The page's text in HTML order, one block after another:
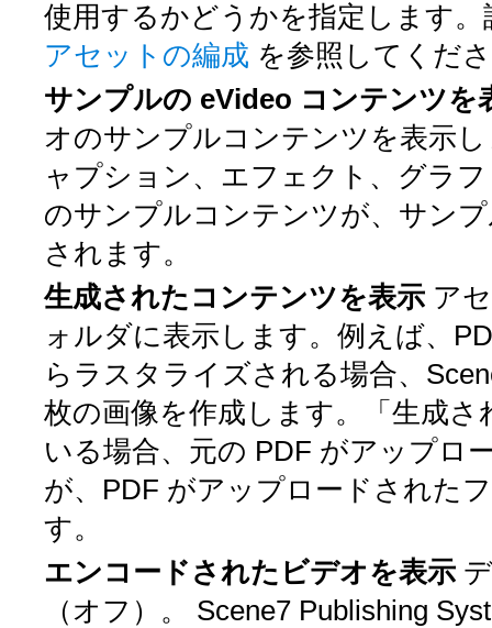
使用するかどうかを指定します
アセットの編成 を参照してくだ
サンプルの eVideo コンテンツを
オのサンプルコンテンツを表示
ャプション、エフェクト、グラ
のサンプルコンテンツが、サン
されます。
生成されたコンテンツを表示 ア
ォルダに表示します。例えば、
らラスタライズされる場合、
枚の画像を作成します。「生成
いる場合、元の PDF がアップロ
が、PDF がアップロードされた
す。
エンコードされたビデオを表示
（オフ）。 Scene7 Publishing